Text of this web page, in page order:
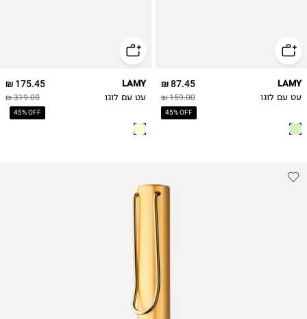
87.45 ₪
159.00 ₪
45% OFF
LAMY
עט עם לוגו
175.45 ₪
319.00 ₪
45% OFF
LAMY
עט עם לוגו